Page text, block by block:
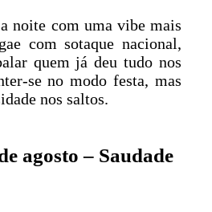
noite com uma vibe mais
com sotaque nacional,
quem já deu tudo nos
se no modo festa, mas
nos saltos.
agosto – Saudade